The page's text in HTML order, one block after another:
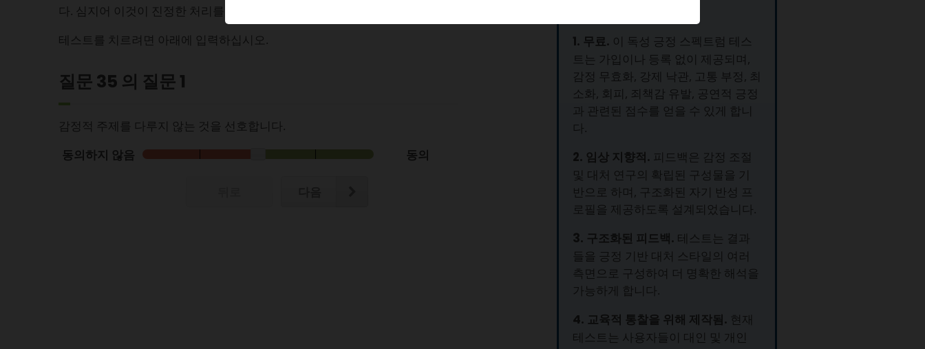
다. 심지어 이것이 진정한 처리를 우회할 때도 그러합니다.
테스트를 치르려면 아래에 입력하십시오.
질문 35 의 질문 1
감정적 주제를 다루지 않는 것을 선호합니다.
동의하지 않음
동의
1. 무료. 이 독성 긍정 스펙트럼 테스
트는 가입이나 등록 없이 제공되며,
감정 무효화, 강제 낙관, 고통 부정, 최
소화, 회피, 죄책감 유발, 공연적 긍정
과 관련된 점수를 얻을 수 있게 합니
다.
2. 임상 지향적. 피드백은 감정 조절
및 대처 연구의 확립된 구성물을 기
반으로 하며, 구조화된 자기 반성 프
로필을 제공하도록 설계되었습니다.
3. 구조화된 피드백. 테스트는 결과
들을 긍정 기반 대처 스타일의 여러
측면으로 구성하여 더 명확한 해석을
가능하게 합니다.
4. 교육적 통찰을 위해 제작됨. 현재
테스트는 사용자들이 대인 및 개인